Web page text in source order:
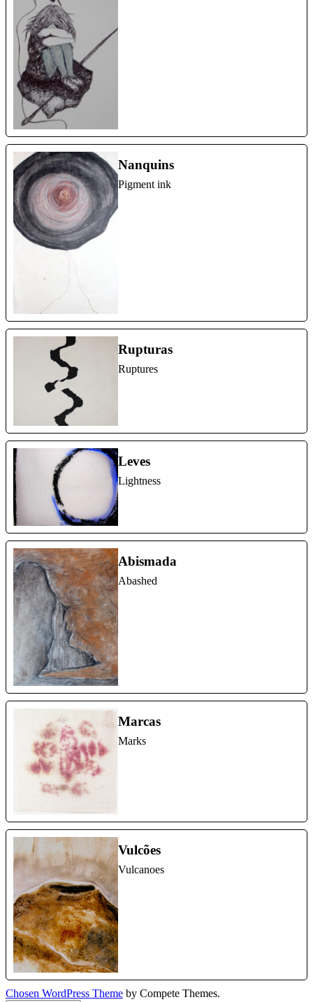
Nanquins
Pigment ink
Rupturas
Ruptures
Leves
Lightness
Abismada
Abashed
Marcas
Marks
Vulcões
Vulcanoes
Chosen WordPress Theme by Compete Themes.